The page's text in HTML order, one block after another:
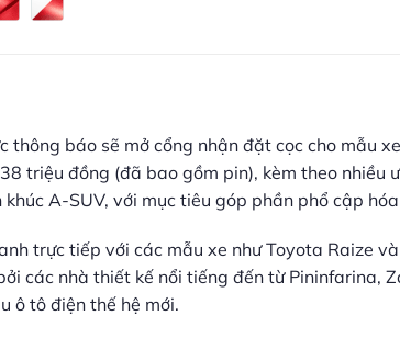
báo sẽ mở cổng nhận đặt cọc cho mẫu
triệu đồng (đã bao gồm pin), kèm theo nhiều
A-SUV, với mục tiêu góp phần phổ cập
trực tiếp với các mẫu xe như Toyota Raize
các nhà thiết kế nổi tiếng đến từ Pininfarina,
ô tô điện thế hệ mới.